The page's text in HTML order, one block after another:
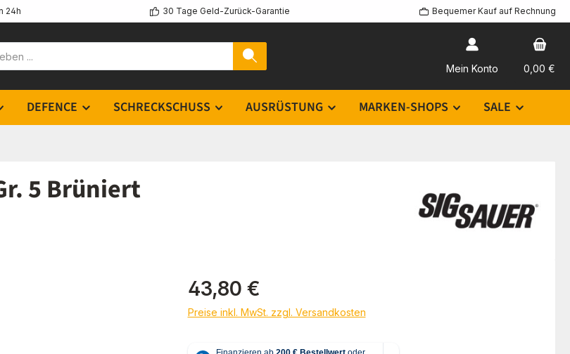
24h 30 Tage Geld-Zurück-Garantie Bequemer Kauf auf Rechnung
Mein Konto 0,00 €
DEFENCE SCHRECKSCHUSS AUSRÜSTUNG MARKEN-SHOPS SALE
5 Brüniert
Regulärer Preis:
43,80 €
Preise inkl. MwSt. zzgl. Versandkosten